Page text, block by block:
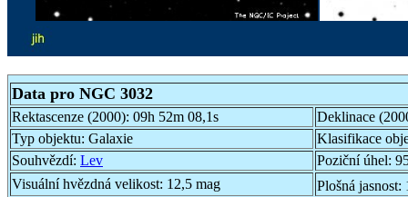
Data pro NGC 3032
Rektascenze (2000): 09h 52m 08,1s
Deklinace
Typ objektu: Galaxie
Klasifikace
Souhvězdí: Lev Poziční úhel:
Visuální hvězdná velikost: 12,5 mag Plošná jasnost: